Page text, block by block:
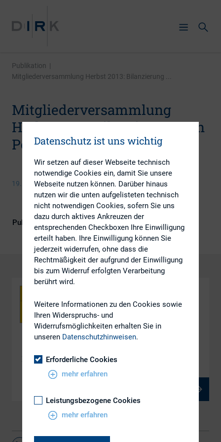
Publikation |
Mitgliederversammlung Herbst 2013: Bilanzierung ...
Mitgliederversammlung
Herbst 2013: Bilanzierung von
Pensionsverpflichtungen
19. November 2013
Publikationsform DIRK-Publikationen
Bilanzierung von Pensionsverpflichtungen
Datenschutz ist uns wichtig
Wir setzen auf dieser Webseite technisch
notwendige Cookies ein, damit Sie unsere
Webseite nutzen können. Darüber hinaus
nutzen wir die unten aufgelisteten technisch
nicht notwendigen Cookies, sofern Sie uns
dazu durch aktives Ankreuzen der
entsprechenden Checkboxen Ihre Einwilligung
erteilt haben. Ihre Einwilligung können Sie
jederzeit widerrufen, ohne dass die
Rechtmäßigkeit der aufgrund der Einwilligung
bis zum Widerruf erfolgten Verarbeitung
berührt wird.
Weitere Informationen zu den Cookies sowie
Ihren Widerspruchs- und
Widerrufsmöglichkeiten erhalten Sie in
unseren Datenschutzhinweisen.
Erforderliche Cookies
mehr erfahren
Leistungsbezogene Cookies
mehr erfahren